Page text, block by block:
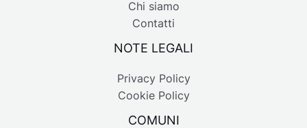
Chi siamo
Contatti
NOTE LEGALI
Privacy Policy
Cookie Policy
COMUNI